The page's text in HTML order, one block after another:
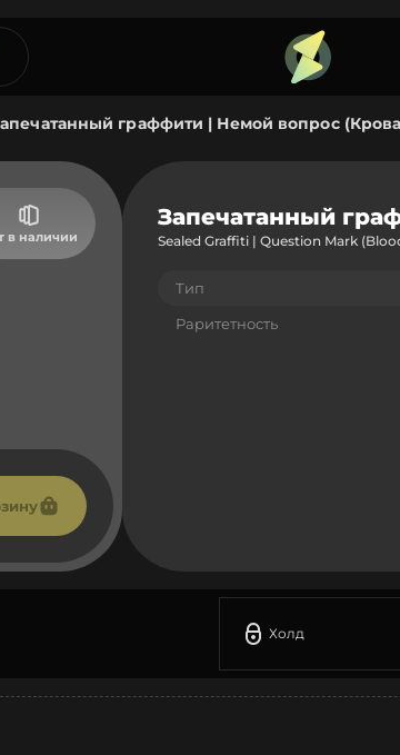
граффити | Немой вопрос
в наличии
Запечатанный
Sealed Graffiti | Question Mark
Тип
Раритетность
Холд